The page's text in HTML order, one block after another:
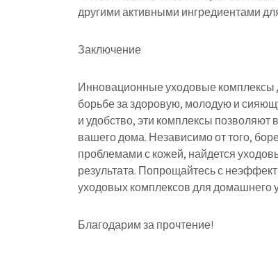
другими активными ингредиентами
Заключение
Инновационные уходовые
борьбе за здоровую, молодую и
и удобство, эти комплексы
вашего дома. Независимо от того,
проблемами с кожей, найдется
результата. Попрощайтесь с
уходовых комплексов для домашнего
Благодарим за прочтение!